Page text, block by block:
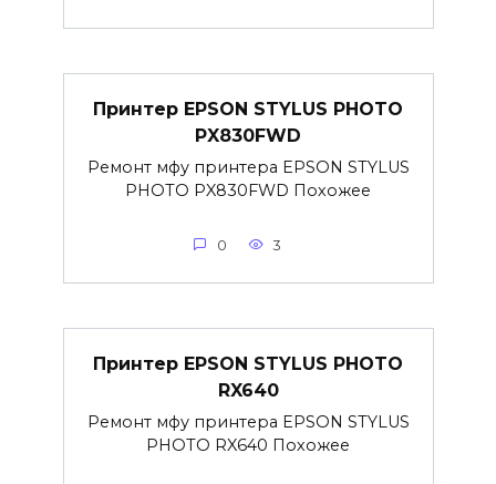
Принтер EPSON STYLUS PHOTO
PX830FWD
Ремонт мфу принтера EPSON STYLUS
PHOTO PX830FWD Похожее
0 3
Принтер EPSON STYLUS PHOTO
RX640
Ремонт мфу принтера EPSON STYLUS
PHOTO RX640 Похожее